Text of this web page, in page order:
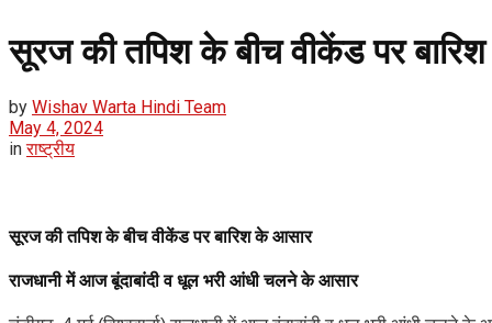
सूरज की तपिश के बीच वीकेंड पर
by Wishav Warta Hindi Team
May 4, 2024
in राष्ट्रीय
सूरज की तपिश के बीच वीकेंड पर बारिश के आसार
राजधानी में आज बूंदाबांदी व धूल भरी आंधी चलने के आसार